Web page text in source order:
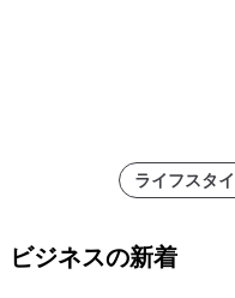
ライフスタ
ビジネスの新着